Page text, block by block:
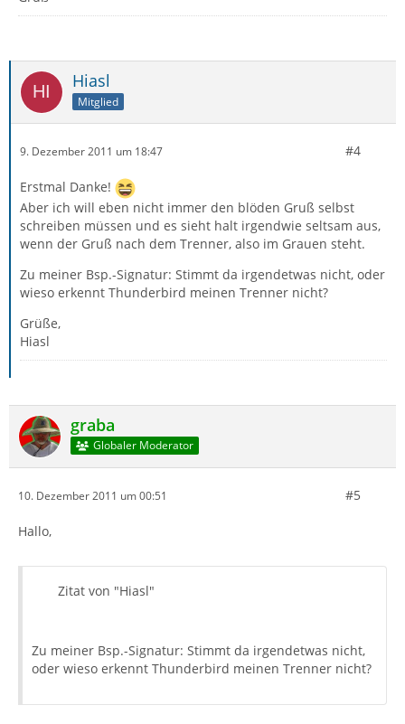
Hiasl
Mitglied
9. Dezember 2011 um 18:47 #4
Erstmal Danke!
Aber ich will eben nicht immer den blöden Gruß selbst
schreiben müssen und es sieht halt irgendwie seltsam aus,
wenn der Gruß nach dem Trenner, also im Grauen steht.
Zu meiner Bsp.-Signatur: Stimmt da irgendetwas nicht, oder
wieso erkennt Thunderbird meinen Trenner nicht?
Grüße,
Hiasl
graba
Globaler Moderator
10. Dezember 2011 um 00:51 #5
Hallo,
Zitat von "Hiasl"
Zu meiner Bsp.-Signatur: Stimmt da irgendetwas nicht,
oder wieso erkennt Thunderbird meinen Trenner nicht?